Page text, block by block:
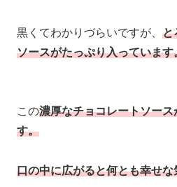
黒くてわかりづらいですが、 と
ソースがたっぷり入っています
この濃厚なチョコレートソー
す。
口の中に広がると何とも幸せな